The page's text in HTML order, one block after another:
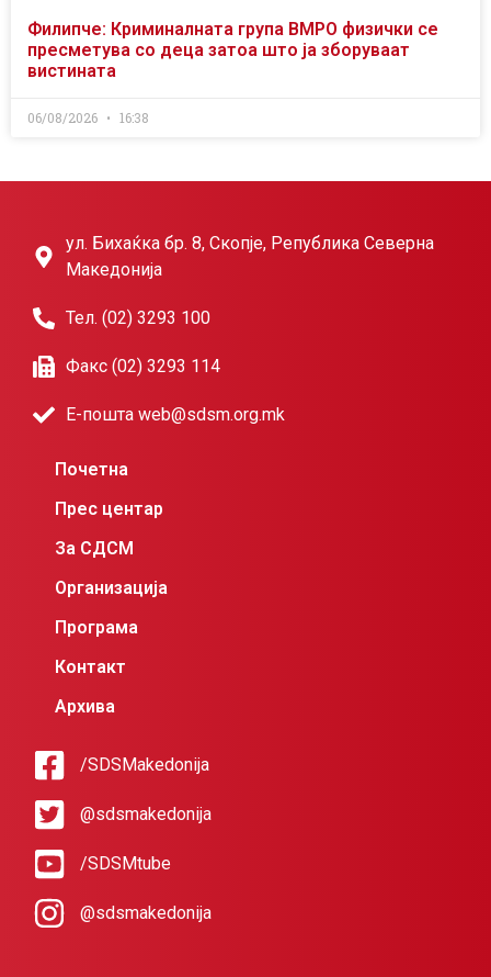
Филипче: Криминалната група ВМРО физички се
пресметува со деца затоа што ја зборуваат
вистината
06/08/2026 16:38
ул. Бихаќка бр. 8, Скопје, Република Северна
Македонија
Тел. (02) 3293 100
Факс (02) 3293 114
Е-пошта web@sdsm.org.mk
Почетна
Прес центар
За СДСМ
Организација
Програма
Контакт
Архива
/SDSMakedonija
@sdsmakedonija
/SDSMtube
@sdsmakedonija